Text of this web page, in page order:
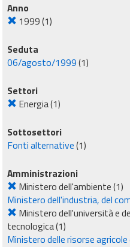
Anno
1999(1)
Seduta
06/agosto/1999(1)
Settori
Energia(1)
Sottosettori
Fonti alternative(1)
Amministrazioni
Ministero dell'ambiente(1)
Ministero dell'industria, del
Ministero dell'università e
tecnologica(1)
Ministero delle risorse